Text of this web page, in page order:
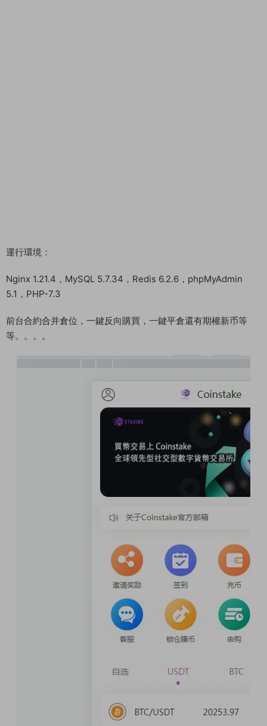
運行環境：
Nginx 1.21.4，MySQL 5.7.34，Redis 6.2.6，phpMyAdmin
5.1，PHP-7.3
前台合約合并倉位，一鍵反向購買，一鍵平倉還有期權新币等
等。。。。